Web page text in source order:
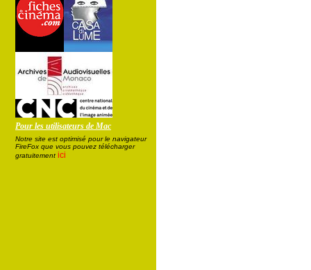
Pour les utilisateurs de Mac
Notre site est optimisé pour le navigateur
FireFox que vous pouvez télécharger
gratuitement ici